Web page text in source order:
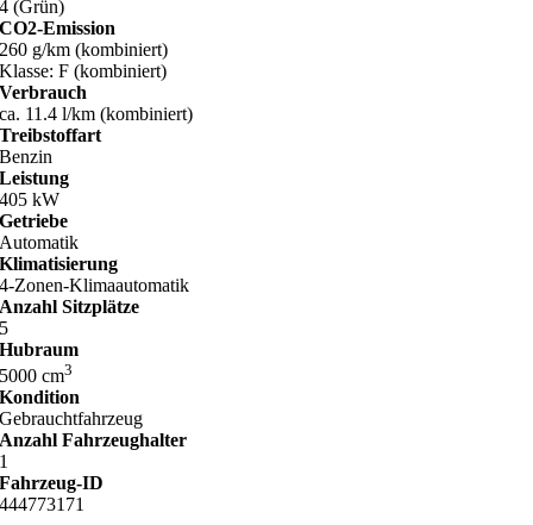
4 (Grün)
CO2-Emission
260 g/km (kombiniert)
Klasse: F (kombiniert)
Verbrauch
ca. 11.4 l/km (kombiniert)
Treibstoffart
Benzin
Leistung
405 kW
Getriebe
Automatik
Klimatisierung
4-Zonen-Klimaautomatik
Anzahl Sitzplätze
5
Hubraum
5000 cm3
Kondition
Gebrauchtfahrzeug
Anzahl Fahrzeughalter
1
Fahrzeug-ID
444773171